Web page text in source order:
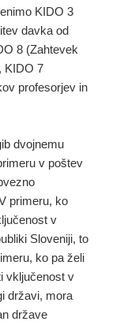
KIDO 3
davka od
8 (Zahtevek
KIDO 7
profesorjev in
dvojnemu
v poštev
primeru, ko
v
Sloveniji, to
ko pa želi
vključenost v
državi, mora
države